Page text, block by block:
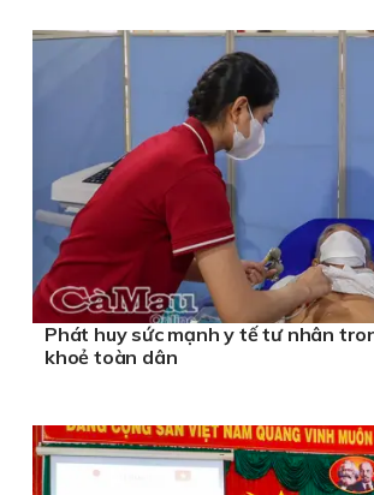
Phát huy sức mạnh y tế tư nhân
khoẻ toàn dân